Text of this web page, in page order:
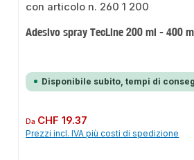
Adesivo spray TecLine 200 ml - 400
Disponibile subito, tempi di
Prezzo normale:
Da CHF 19.37
Prezzi incl. IVA più costi di spedizione